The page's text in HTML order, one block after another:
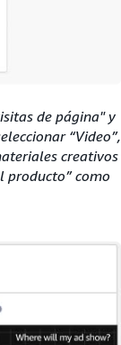
de página" y
“Video”,
creativos
producto” como